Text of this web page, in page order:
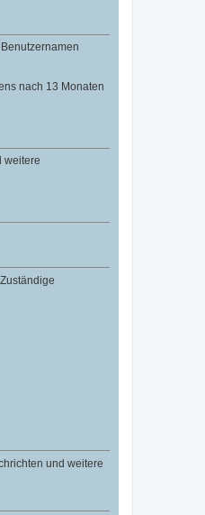
nach 13 Monaten
weitere
und weitere